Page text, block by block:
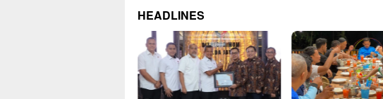
HEADLINES